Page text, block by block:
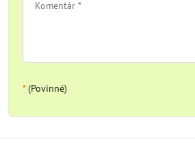
*(Povinné)